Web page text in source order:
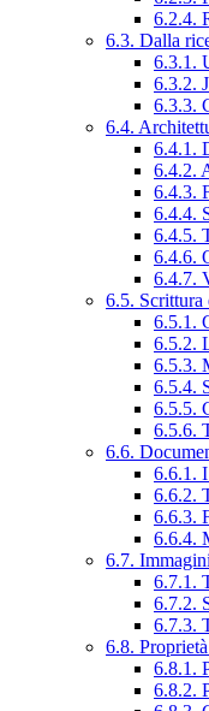
6.2.4.
6.3. Dalla
6.3.1.
6.3.2.
6.3.3.
6.4.
6.4.1.
6.4.2.
6.4.3.
6.4.4.
6.4.5.
6.4.6.
6.4.7.
6.5. Scrittura
6.5.1.
6.5.2.
6.5.3.
6.5.4.
6.5.5.
6.5.6.
6.6.
6.6.1.
6.6.2.
6.6.3.
6.6.4.
6.7.
6.7.1.
6.7.2.
6.7.3.
6.8.
6.8.1.
6.8.2.